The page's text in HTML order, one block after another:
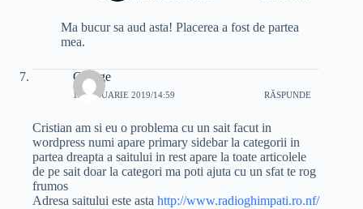
Ma bucur sa aud asta! Placerea a fost de partea
mea.
George
13 IANUARIE 2019/14:59 RĂSPUNDE
Cristian am si eu o problema cu un sait facut in
wordpress numi apare primary sidebar la categorii in
partea dreapta a saitului in rest apare la toate articolele
de pe sait doar la categori ma poti ajuta cu un sfat te rog
frumos
Adresa saitului este asta http://www.radioghimpati.ro.nf/